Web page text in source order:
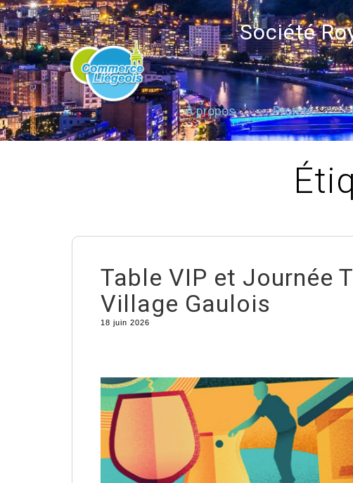
Société
À propos Projets
Table VIP et Journée
Village Gaulois
18 juin 2026